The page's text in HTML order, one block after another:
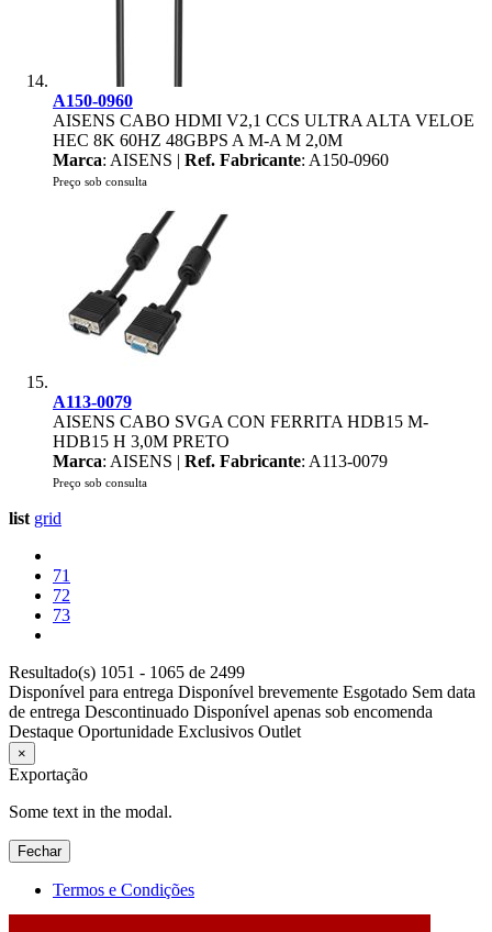
A150-0960
AISENS CABO HDMI V2,1 CCS ULTRA ALTA VELOE
HEC 8K 60HZ 48GBPS A M-A M 2,0M
Marca: AISENS | Ref. Fabricante: A150-0960
Preço sob consulta
A113-0079
AISENS CABO SVGA CON FERRITA HDB15 M-
HDB15 H 3,0M PRETO
Marca: AISENS | Ref. Fabricante: A113-0079
Preço sob consulta
list grid
71
72
73
Resultado(s) 1051 - 1065 de 2499
Disponível para entrega Disponível brevemente Esgotado Sem data
de entrega Descontinuado Disponível apenas sob encomenda
Destaque Oportunidade Exclusivos Outlet
×
Exportação
Some text in the modal.
Fechar
Termos e Condições